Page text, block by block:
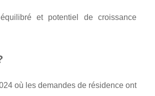
et potentiel de croissance
où les demandes de résidence ont